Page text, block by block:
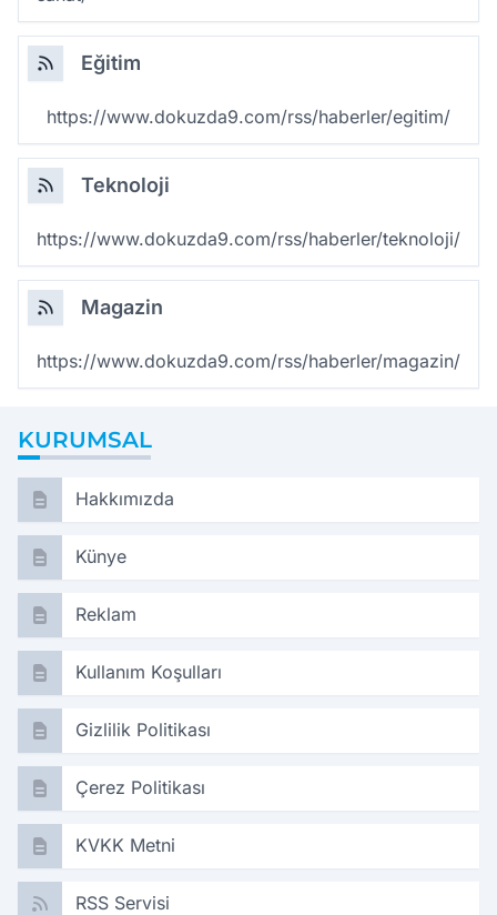
Eğitim
https://www.dokuzda9.com/rss/haberler/egitim/
Teknoloji
https://www.dokuzda9.com/rss/haberler/teknoloji/
Magazin
https://www.dokuzda9.com/rss/haberler/magazin/
KURUMSAL
Hakkımızda
Künye
Reklam
Kullanım Koşulları
Gizlilik Politikası
Çerez Politikası
KVKK Metni
RSS Servisi